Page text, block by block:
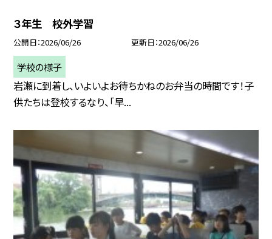
３年生 校外学習
公開日 2026/06/26 更新日 2026/06/26
学校の様子
岩瀬に到着し、いよいよお待ちかねのお弁当の時間です！子
供たちは登校するなり、「早...